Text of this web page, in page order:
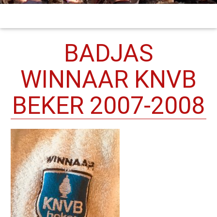
BADJAS
WINNAAR KNVB
BEKER 2007-2008